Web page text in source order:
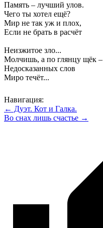
Память – лучший улов.
Чего ты хотел ещё?
Мир не так уж и плох,
Если не брать в расчёт
Неизжитое зло...
Молчишь, а по глянцу щёк –
Недосказанных слов
Миро течёт...
Навигация:
← Дуэт. Кот и Галка.
Во снах лишь счастье →